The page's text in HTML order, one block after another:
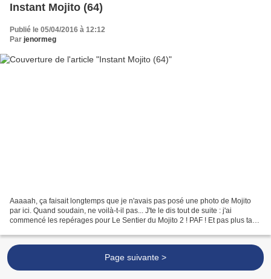
Instant Mojito (64)
Publié le 05/04/2016 à 12:12
Par jenormeg
Aaaaah, ça faisait longtemps que je n'avais pas posé une photo de Mojito
par ici. Quand soudain, ne voilà-t-il pas... J'te le dis tout de suite : j'ai
commencé les repérages pour Le Sentier du Mojito 2 ! PAF ! Et pas plus tard
Page suivante >